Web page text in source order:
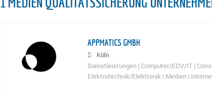
APPMATICS GMBH
Köln
Dienstleistungen | Computer/EDV/IT |
Elektrotechnik/Elektronik | Medien |